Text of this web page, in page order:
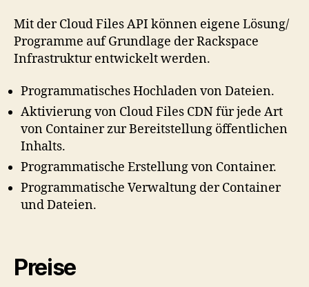
Mit der Cloud Files API können eigene Lösung/
Programme auf Grundlage der Rackspace
Infrastruktur entwickelt werden.
Programmatisches Hochladen von Dateien.
Aktivierung von Cloud Files CDN für jede Art
von Container zur Bereitstellung öffentlichen
Inhalts.
Programmatische Erstellung von Container.
Programmatische Verwaltung der Container
und Dateien.
Preise